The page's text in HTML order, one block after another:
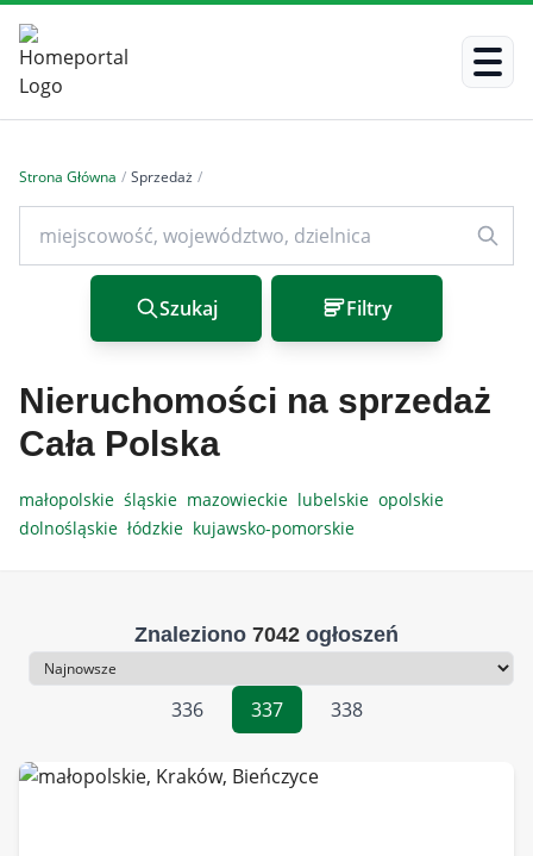
Strona Główna / Sprzedaż /
Szukaj Filtry
Nieruchomości na sprzedaż
Cała Polska
małopolskie śląskie mazowieckie lubelskie opolskie
dolnośląskie łódzkie kujawsko-pomorskie
Znaleziono 7042 ogłoszeń
Sortowanie
336
337 338